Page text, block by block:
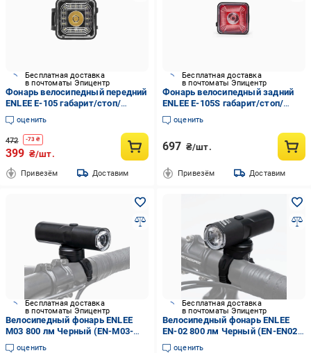
Бесплатная доставка
в почтоматы Эпицентр
Фонарь велосипедный передний
ENLEE E-105 габарит/стоп/
блимавка Черный (EN-E105-
3519UA)
оценить
472 -73 ₴
399 ₴/шт.
Привезём Доставим
Бесплатная доставка
в почтоматы Эпицентр
Фонарь велосипедный задний
ENLEE E-105S габарит/стоп/
блимавка Черный (EN-E105S-
3521UA)
оценить
697 ₴/шт.
Привезём Доставим
Бесплатная доставка
в почтоматы Эпицентр
Велосипедный фонарь ENLEE
M03 800 лм Черный (EN-M03-
6731)
оценить
Бесплатная доставка
в почтоматы Эпицентр
Велосипедный фонарь ENLEE
EN-02 800 лм Черный (EN-EN02-
6728)
оценить